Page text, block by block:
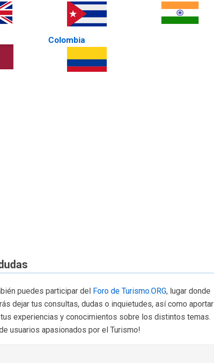
Colombia
puedes participar del Foro de Turismo.ORG, lugar donde
dejar tus consultas, dudas o inquietudes, así como aportar
experiencias y conocimientos sobre los distintos temas.
usuarios apasionados por el Turismo!